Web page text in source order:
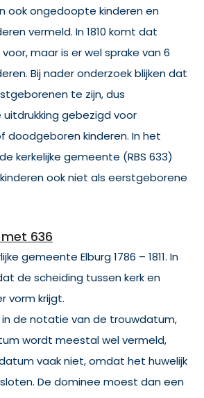
ook ongedoopte kinderen en
vermeld. In 1810 komt dat
maar is er wel sprake van 6
Bij nader onderzoek blijken dat
te zijn, dus
uitdrukking gebezigd voor
kinderen. In het
kerkelijke gemeente (RBS 633)
ook niet als eerstgeborene
636
gemeente Elburg 1786 – 1811. In
de scheiding tussen kerk en
vorm krijgt.
in de notatie van de trouwdatum,
wordt meestal wel vermeld,
vaak niet, omdat het huwelijk
De dominee moest dan een